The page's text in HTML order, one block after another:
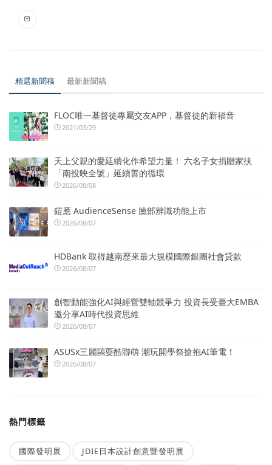
精選新聞稿 最新新聞稿
FLOC唯一基督徒專屬交友APP，基督徒的新福音
2021/03/29
天上父親的愛延續化作希望力量！ 六名子女捐贈家扶
「南投映全號」延續善的循環
2026/08/08
鎧應 AudienceSense 臉部辨識功能上市
2026/08/07
HDBank 取得越南歷來最大規模國際銀團社會貸款
2026/08/07
創智動能強化AI與經營雙軸競爭力 投資長受臺大EMBA
邀分享AI時代投資思維
2026/08/07
ASUSx三麗鷗耍酷聯萌 潮玩開學祭搶抱AI筆電！
2026/08/07
熱門標籤
國際發明展 JDIE日本設計創意暨發明展